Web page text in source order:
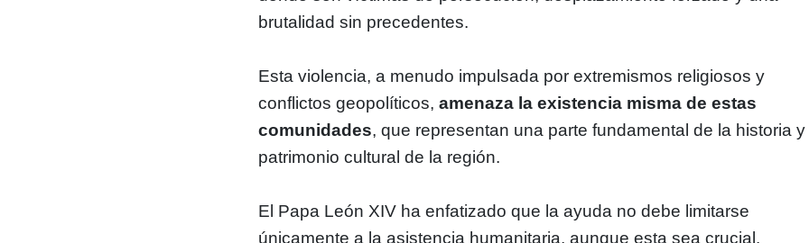
brutalidad sin precedentes.
Esta violencia, a menudo impulsada por extremismos religiosos y
conflictos geopolíticos,amenaza la existencia misma de estas
comunidades, que representan una parte fundamental de la historia
patrimonio cultural de la región.
El Papa León XIV ha enfatizado que la ayuda no debe limitarse
únicamente a la asistencia humanitaria, aunque esta sea crucial.